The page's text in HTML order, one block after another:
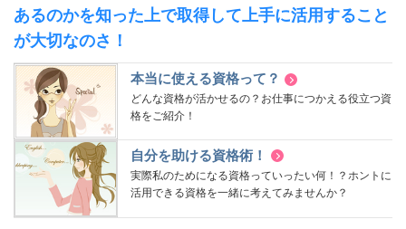
あるのかを知った上で取得して上手に活用すること
が大切なのさ！
本当に使える資格って？
どんな資格が活かせるの？お仕事につかえる役立つ資
格をご紹介！
自分を助ける資格術！
実際私のためになる資格っていったい何！？ホントに
活用できる資格を一緒に考えてみませんか？